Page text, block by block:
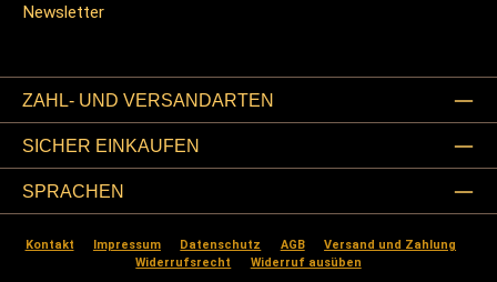
Newsletter
ZAHL- UND VERSANDARTEN
SICHER EINKAUFEN
SPRACHEN
Kontakt Impressum Datenschutz AGB
Versand und Zahlung
Widerrufsrecht
Widerruf ausüben